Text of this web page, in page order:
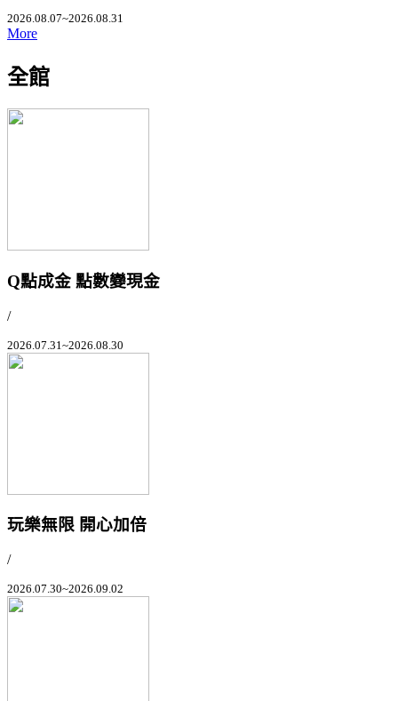
2026.08.07~2026.08.31
More
全館
Q點成金 點數變現金
/
2026.07.31~2026.08.30
玩樂無限 開心加倍
/
2026.07.30~2026.09.02